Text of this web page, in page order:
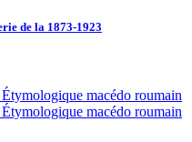
de la 1873-1923